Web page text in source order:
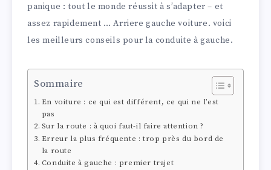
panique : tout le monde réussit à s’adapter – et
assez rapidement … Arriere gauche voiture. voici
les meilleurs conseils pour la conduite à gauche.
Sommaire
En voiture : ce qui est différent, ce qui ne l’est
pas
Sur la route : à quoi faut-il faire attention ?
Erreur la plus fréquente : trop près du bord de
la route
Conduite à gauche : premier trajet